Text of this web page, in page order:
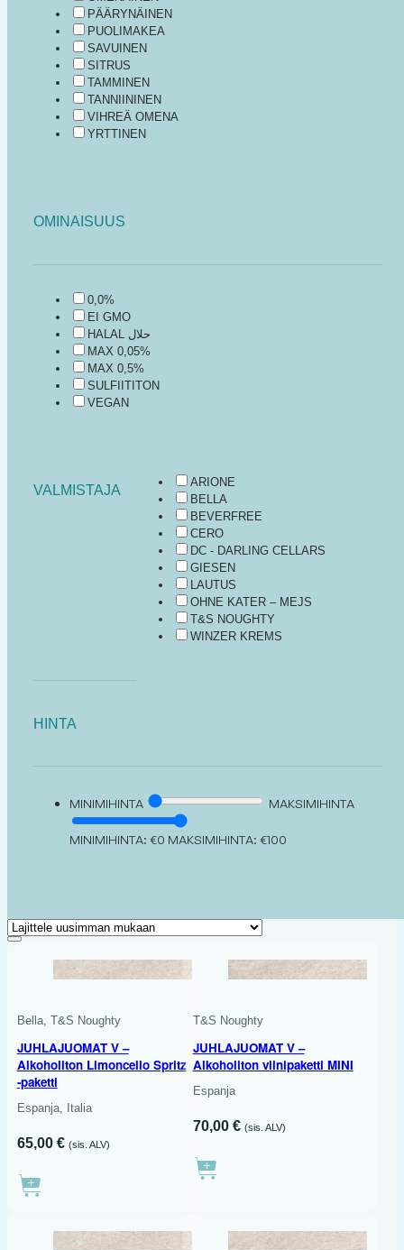
PÄÄRYNÄINEN
PUOLIMAKEA
SAVUINEN
SITRUS
TAMMINEN
TANNIININEN
VIHREÄ OMENA
YRTTINEN
OMINAISUUS
0,0%
EI GMO
HALAL حلال
MAX 0,05%
MAX 0,5%
SULFIITITON
VEGAN
VALMISTAJA
ARIONE
BELLA
BEVERFREE
CERO
DC - DARLING CELLARS
GIESEN
LAUTUS
OHNE KATER – MEJS
T&S NOUGHTY
WINZER KREMS
HINTA
MINIMIHINTA MAKSIMIHINTA
MINIMIHINTA: €0 MAKSIMIHINTA: €100
Bella, T&S Noughty
JUHLAJUOMAT V –
Alkoholiton Limoncello Spritz
-paketti
Espanja, Italia
65,00 € (sis. ALV)
T&S Noughty
JUHLAJUOMAT V –
Alkoholiton viinipaketti MINI
Espanja
70,00 € (sis. ALV)